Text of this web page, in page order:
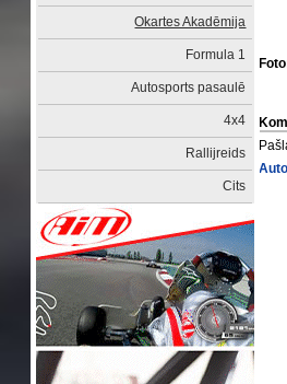
Okartes Akadēmija
Formula 1
Autosports pasaulē
4x4
Rallijreids
Cits